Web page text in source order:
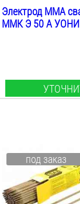
Уони 13/55
Уонии 13/55
Рутиловое
Титан
Электрод MMA
ММК Э 50 А УОНИ
под заказ